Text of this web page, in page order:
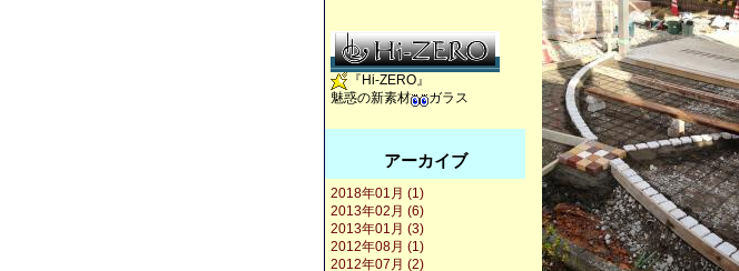
『Hi-ZERO』
魅惑の新素材
ガラス
アーカイブ
2018年01月 (1)
2013年02月 (6)
2013年01月 (3)
2012年08月 (1)
2012年07月 (2)